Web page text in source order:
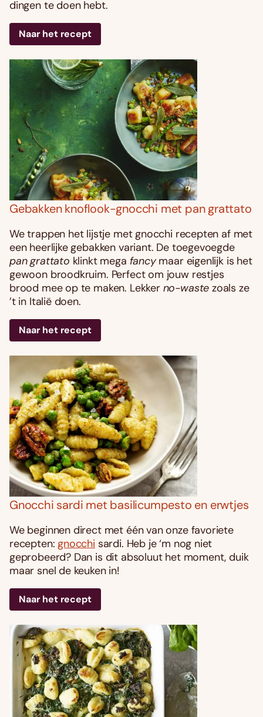
dingen te doen hebt.
Naar het recept
Gebakken knoflook-gnocchi met pan grattato
We trappen het lijstje met gnocchi recepten af met
een heerlijke gebakken variant. De toegevoegde
pan grattato klinkt mega fancymaar eigenlijk is het
gewoon broodkruim. Perfect om jouw restjes
brood mee op te maken. Lekker no-waste zoals ze
’t in Italië doen.
Naar het recept
Gnocchi sardi met basilicumpesto en erwtjes
We beginnen direct met één van onze favoriete
recepten: gnocchi sardi. Heb je ‘m nog niet
geprobeerd? Dan is dit absoluut het moment, duik
maar snel de keuken in!
Naar het recept